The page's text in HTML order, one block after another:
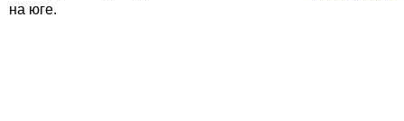
на юге.